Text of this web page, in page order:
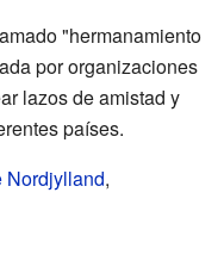
"hermanamiento
por organizaciones
lazos de amistad y
países.
Nordjylland,